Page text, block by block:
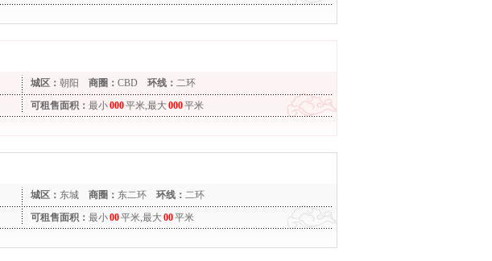
城区： 朝阳 商圈： CBD 环线： 二环
可租售面积： 最小000平米,最大000平米
城区： 东城 商圈： 东二环 环线： 二环
可租售面积： 最小00平米,最大00平米